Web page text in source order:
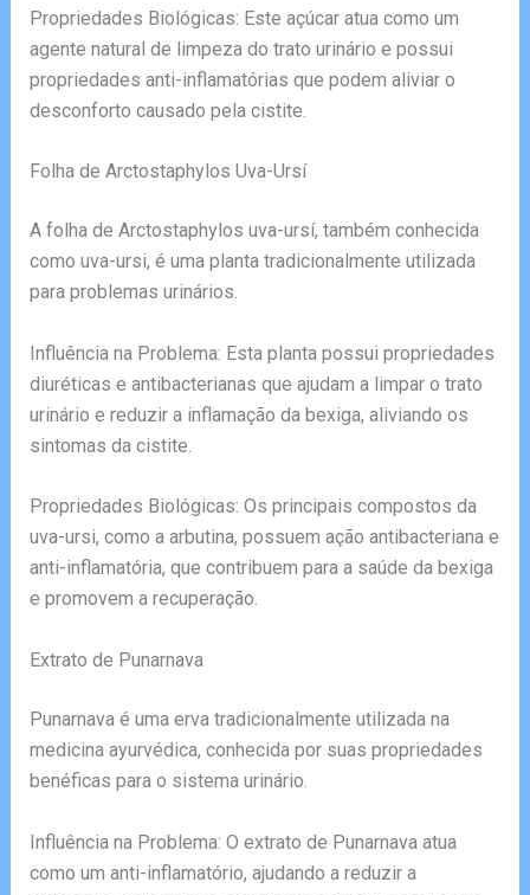
Propriedades Biológicas: Este açúcar atua como um
agente natural de limpeza do trato urinário e possui
propriedades anti-inflamatórias que podem aliviar o
desconforto causado pela cistite.
Folha de Arctostaphylos Uva-Ursí
A folha de Arctostaphylos uva-ursí, também conhecida
como uva-ursi, é uma planta tradicionalmente utilizada
para problemas urinários.
Influência na Problema: Esta planta possui propriedades
diuréticas e antibacterianas que ajudam a limpar o trato
urinário e reduzir a inflamação da bexiga, aliviando os
sintomas da cistite.
Propriedades Biológicas: Os principais compostos da
uva-ursi, como a arbutina, possuem ação antibacteriana e
anti-inflamatória, que contribuem para a saúde da bexiga
e promovem a recuperação.
Extrato de Punarnava
Punarnava é uma erva tradicionalmente utilizada na
medicina ayurvédica, conhecida por suas propriedades
benéficas para o sistema urinário.
Influência na Problema: O extrato de Punarnava atua
como um anti-inflamatório, ajudando a reduzir a